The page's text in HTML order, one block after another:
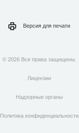
Версия для печати
© 2026 Все права защищены.
Лицензии
Надзорные органы
Политика конфиденциальности